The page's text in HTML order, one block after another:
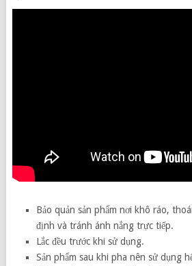
Bảo quản sản phẩm nơi khô ráo,
định và tránh ánh nắng trực tiếp.
Lắc đều trước khi sử dụng.
Sản phẩm sau khi pha nên sử dụng